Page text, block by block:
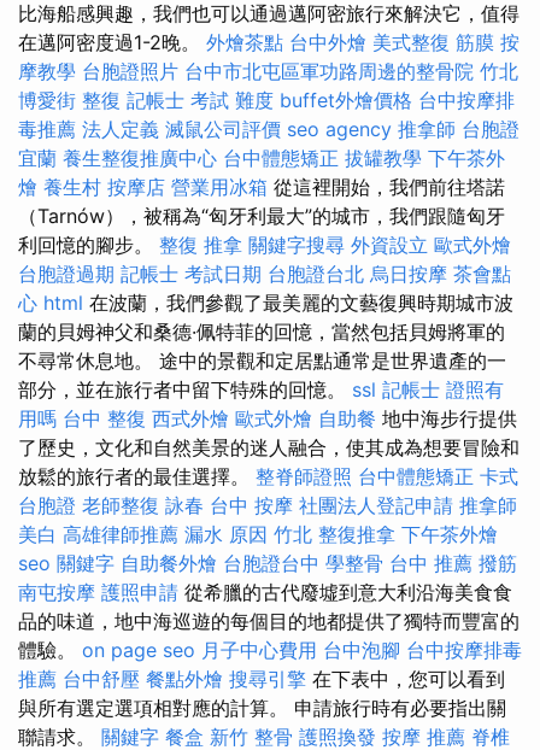
比海船感興趣，我們也可以通過邁阿密旅行來解決它，值得
在邁阿密度過1-2晚。 外燴茶點 台中外燴 美式整復 筋膜 按
摩教學 台胞證照片 台中市北屯區軍功路周邊的整骨院 竹北
博愛街 整復 記帳士 考試 難度 buffet外燴價格 台中按摩排
毒推薦 法人定義 滅鼠公司評價 seo agency 推拿師 台胞證
宜蘭 養生整復推廣中心 台中體態矯正 拔罐教學 下午茶外
燴 養生村 按摩店 營業用冰箱 從這裡開始，我們前往塔諾
（Tarnów），被稱為“匈牙利最大”的城市，我們跟隨匈牙
利回憶的腳步。 整復 推拿 關鍵字搜尋 外資設立 歐式外燴
台胞證過期 記帳士 考試日期 台胞證台北 烏日按摩 茶會點
心 html 在波蘭，我們參觀了最美麗的文藝復興時期城市波
蘭的貝姆神父和桑德·佩特菲的回憶，當然包括貝姆將軍的
不尋常休息地。 途中的景觀和定居點通常是世界遺產的一
部分，並在旅行者中留下特殊的回憶。 ssl 記帳士 證照有
用嗎 台中 整復 西式外燴 歐式外燴 自助餐 地中海步行提供
了歷史，文化和自然美景的迷人融合，使其成為想要冒險和
放鬆的旅行者的最佳選擇。 整脊師證照 台中體態矯正 卡式
台胞證 老師整復 詠春 台中 按摩 社團法人登記申請 推拿師
美白 高雄律師推薦 漏水 原因 竹北 整復推拿 下午茶外燴
seo 關鍵字 自助餐外燴 台胞證台中 學整骨 台中 推薦 撥筋
南屯按摩 護照申請 從希臘的古代廢墟到意大利沿海美食食
品的味道，地中海巡遊的每個目的地都提供了獨特而豐富的
體驗。 on page seo 月子中心費用 台中泡腳 台中按摩排毒
推薦 台中舒壓 餐點外燴 搜尋引擎 在下表中，您可以看到
與所有選定選項相對應的計算。 申請旅行時有必要指出關
聯請求。 關鍵字 餐盒 新竹 整骨 護照換發 按摩 推薦 脊椎